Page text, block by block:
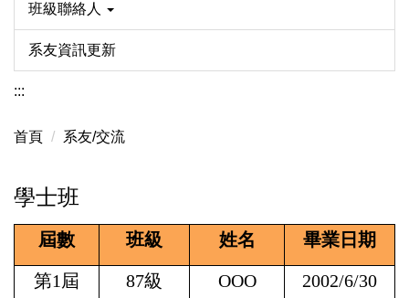
班級聯絡人
系友資訊更新
:::
首頁 系友/交流
學士班
屆數 班級 姓名 畢業日期
第1屆 87級 OOO 2002/6/30